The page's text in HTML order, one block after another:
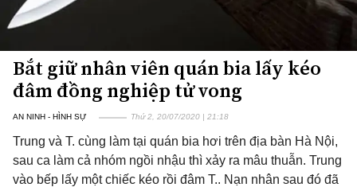
Bắt giữ nhân viên quán bia lấy kéo
đâm đồng nghiệp tử vong
AN NINH - HÌNH SỰ Thứ 2, 20/07/2020 | 21:18
Trung và T. cùng làm tại quán bia hơi trên địa bàn Hà Nội,
sau ca làm cả nhóm ngồi nhậu thì xảy ra mâu thuẫn. Trung
vào bếp lấy một chiếc kéo rồi đâm T.. Nạn nhân sau đó đã